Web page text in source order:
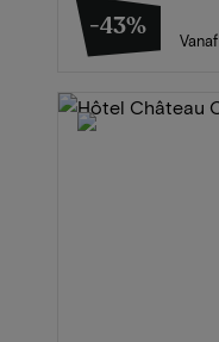
-43% Vanaf